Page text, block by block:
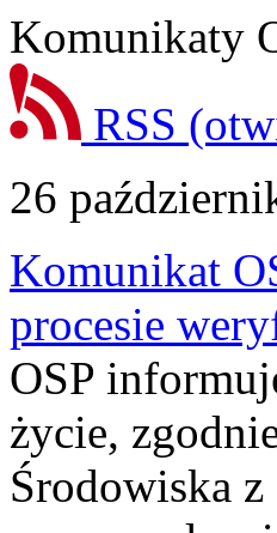
Komunikaty
RSS
26
Komunikat
procesie
OSP
życie,
Środowiska